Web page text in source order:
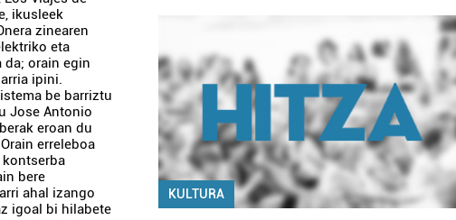
ikusleek
zinearen
eta
da; orain egin
ipini.
be barriztu
Jose Antonio
eroan du
erreleboa
kontserba
bere
ahal izango
igoal bi hilabete
KULTURA